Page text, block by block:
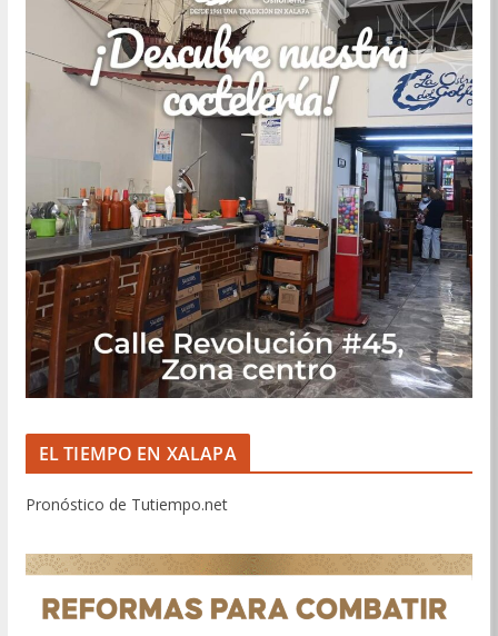
EL TIEMPO EN XALAPA
Pronóstico de Tutiempo.net